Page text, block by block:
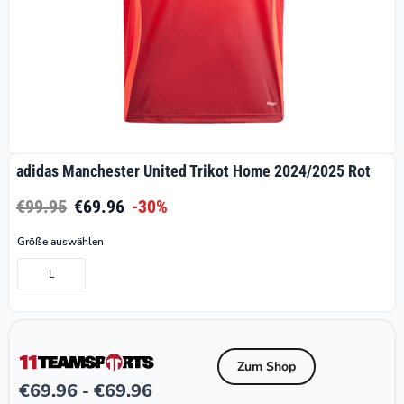
adidas Manchester United Trikot Home 2024/2025 Rot
€99.95 €69.96 -30%
Größe auswählen
L
€69.96 - €69.96
Zum Shop